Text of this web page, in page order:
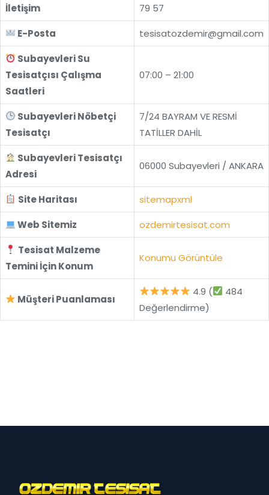
İletişim
79 57
E-Posta
tesisatozdemir@gmail.com
Subayevleri Su
Tesisatçısı Çalışma
Saatleri
07:00 – 21:00
Subayevleri Nöbetçi
Tesisatçı
7/24 BAYRAM VE RESMİ
TATİLLER DAHİL
Subayevleri Tesisatçı
Adresi
06000 Subayevleri / ANKARA
Site Haritası
sitemapxml
Web Sitemiz
ozdemirtesisat.com
Tesisat Malzeme
Temini İçin Konum
Konumu Görüntüle
Müşteri Puanlaması
4.9 (
484
Değerlendirme)